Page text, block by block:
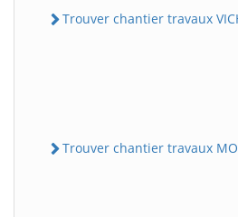
Trouver chantier travaux
Trouver chantier travaux